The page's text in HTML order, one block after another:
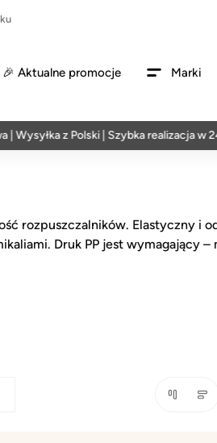
🎉 Aktualne promocje Marki
Wysyłka z Polski | Szybka realizacja w 24h
rozpuszczalników. Elastyczny i
Druk PP jest wymagający –